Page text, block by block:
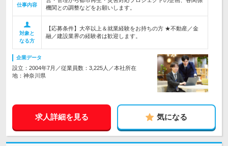
仕事内容
機関との調整などをお願いします。
対象と
なる方
【応募条件】大卒以上＆就業経験をお持ちの方 ★不動産／金
融／建設業界の経験者は歓迎します。
企業データ
設立：2004年7月／従業員数：3,225人／本社所在
地：神奈川県
求人詳細を見る 気になる